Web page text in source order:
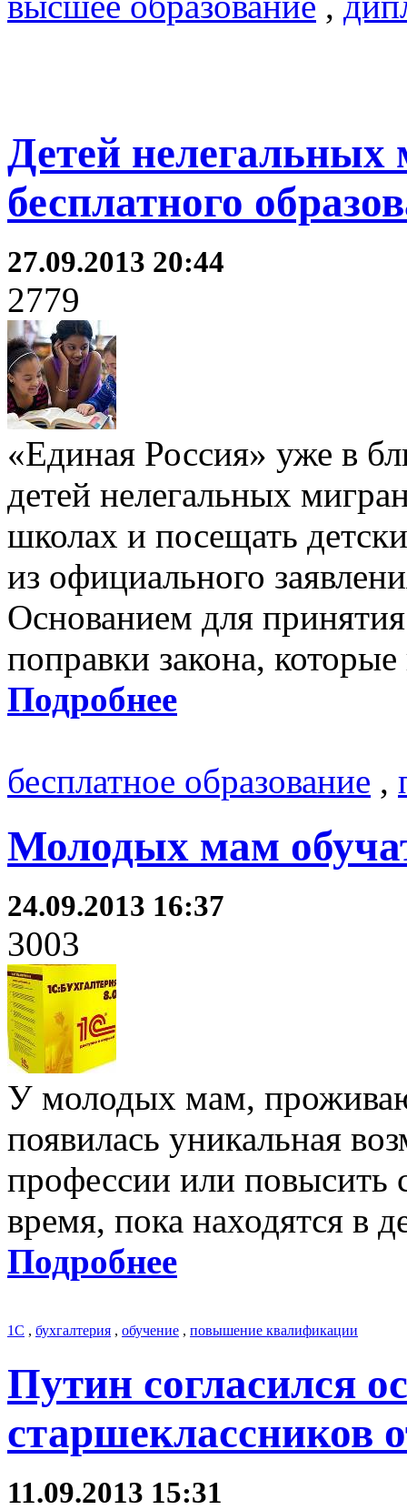
Детей
бесплатного
27.09.2013 20:44
2779
«Единая Россия» уже в
детей нелегальных
школах и посещать
из официального
Основанием для
поправки закона,
Подробнее
бесплатное образование ,
Молодых мам
24.09.2013 16:37
3003
У молодых мам,
появилась уникальная
профессии или повысить
время, пока находятся в
Подробнее
1С , бухгалтерия , обучение , повышение квалификации
Путин согласился
старшеклассников
11.09.2013 15:31